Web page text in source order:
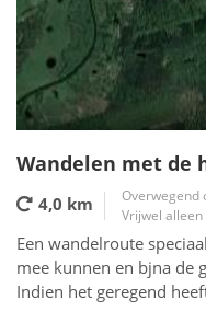
Wandelen met de
4,0 km
Overwegend
Vrijwel
Een wandelroute
mee kunnen en bjna de
Indien het geregend